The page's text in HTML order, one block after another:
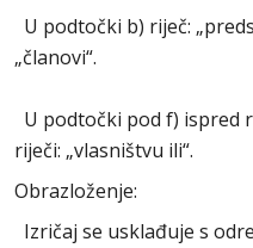
U podtočki b) riječ:
„članovi“.
U podtočki pod f) ispred
riječi: „vlasništvu ili“.
Obrazloženje:
Izričaj se usklađuje s